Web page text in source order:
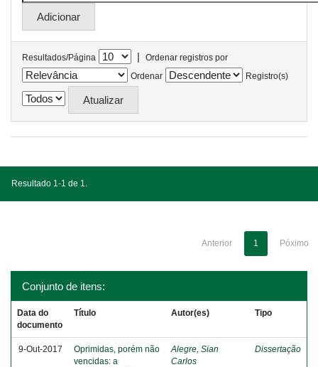
Resultados/Página |
Ordenar registros por
Ordenar
Registro(s)
Resultado 1-1 de 1.
Anterior 1 Póximo
Conjunto de itens:
Data do
documento
Título Autor(es) Tipo
9-Out-2017
Oprimidas, porém não
vencidas: a
Alegre, Sian
Carlos
Dissertação